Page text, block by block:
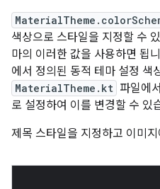
색상으로 스타일을 지정할 수
마의 이러한 값을 사용하면 됩
에서 정의된 동적 테마 설정 색
MaterialTheme.kt 파일에서
로 설정하여 이를 변경할 수 있
제목 스타일을 지정하고 이미